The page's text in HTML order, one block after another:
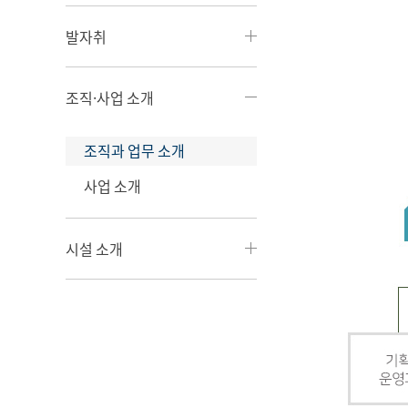
발자취
조직·사업 소개
조직과 업무 소개
사업 소개
시설 소개